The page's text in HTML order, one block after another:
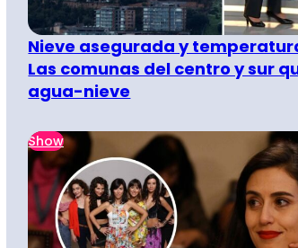
Nieve asegurada y
Las comunas del centro y sur
agua-nieve
Show